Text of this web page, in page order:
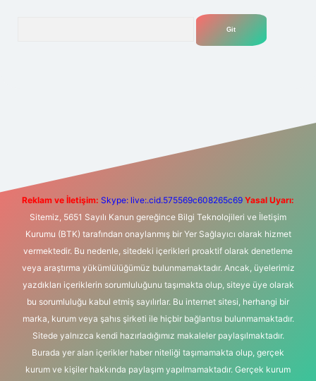
m elexbet
Reklam ve İletişim: Skype: live:.cid.575569c608265c69 Yasal Uyarı:
Sitemiz, 5651 Sayılı Kanun gereğince Bilgi Teknolojileri ve İletişim
Kurumu (BTK) tarafından onaylanmış bir Yer Sağlayıcı olarak hizmet
vermektedir. Bu nedenle, sitedeki içerikleri proaktif olarak denetleme
veya araştırma yükümlülüğümüz bulunmamaktadır. Ancak, üyelerimiz
yazdıkları içeriklerin sorumluluğunu taşımakta olup, siteye üye olarak
bu sorumluluğu kabul etmiş sayılırlar. Bu internet sitesi, herhangi bir
marka, kurum veya şahıs şirketi ile hiçbir bağlantısı bulunmamaktadır.
Sitede yalnızca kendi hazırladığımız makaleler paylaşılmaktadır.
Burada yer alan içerikler haber niteliği taşımamakta olup, gerçek
kurum ve kişiler hakkında paylaşım yapılmamaktadır. Gerçek kurum